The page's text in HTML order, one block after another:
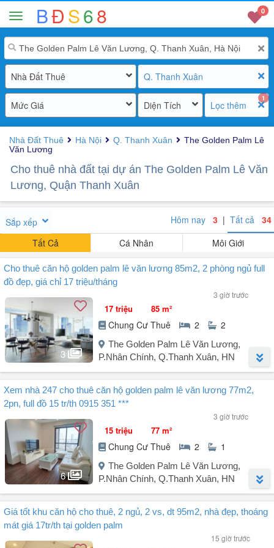
BĐS68 0
Nhà Đất Thuê Q. Thanh Xuân
Mức Giá Diện Tích
1
Lọc thêm
Nhà Đất Thuê Hà Nội Q. Thanh Xuân
The Golden Palm Lê
Văn Lương
Cho thuê nhà đất tại dự án The Golden Palm Lê Văn
Lương, Quận Thanh Xuân
Sắp xếp Hôm nay 3 | Tất cả 34
Tất Cả
Cá Nhân Môi Giới
Cho thuê căn hộ golden palm lê văn lương 85m2, 2 phòng ngủ full
đồ đẹp, giá chỉ 17 triệu/tháng
3 giờ trước
3
17 triệu 85 m²
Chung Cư Thuê 2 2
The Golden Palm Lê Văn Lương,
P.Nhân Chính, Q.Thanh Xuân, HN
Người đăng: Nguyễn Duy Bình (37 tin đăng)
Cho thuê căn hộ cao cấp The Golden Palm Lê Văn Lương, 85m², 2
phòng ngủ 2WC full đồ nội thất cao cấp: Tivi, tủ lạnh, máy giặt,
giường, tủ, bàn ghế, sofa... Quý khách chỉ việc mang vali đến ở.
Giá chỉ 17 triệu/tháng.
Chuyên mua bán , cho thuê căn hộ tại các dự án quanh Thanh
Xuân, Cầu Giấy, Đống Đa, Nam Từ Liêm.
Quý khách hàng có nhu cầu liên hệ: Mr Bình hoặc zalo để được tư
vấn, xem nhà miễn ...
Xem nhà 247 cho thuê căn hộ golden palm lê văn lương 77m2,
2pn, full đồ 15 tr/th 0915 351 ***
3 giờ trước
6
15 triệu 77 m²
Chung Cư Thuê 2 1
The Golden Palm Lê Văn Lương,
P.Nhân Chính, Q.Thanh Xuân, HN
Người đăng: Mr Tường
(19 tin đăng)
Cho thuê căn hộ chung cư Golden Palm Lê Văn Lương, diện tích
77m², căn hộ thiết kế 2 phòng ngủ đã trang bị đầy đủ nội thất đẹp và
Giá tốt khu căn hộ cho thuê, 2 ngủ, 2 vs, dt 95m2, nhà đẹp, thoáng
mát giá 17tr/th tại golden palm
15 giờ trước